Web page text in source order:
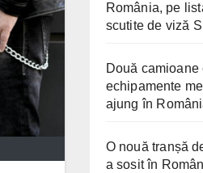
România, pe
scutite de viză
Două
echipamente
ajung în
O nouă tranșă
a sosit în